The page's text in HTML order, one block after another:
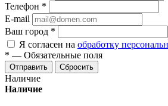
Телефон *
E-mail
Ваш город *
Я согласен на обработку
* — Обязательные поля
Сбросить
Наличие
Наличие